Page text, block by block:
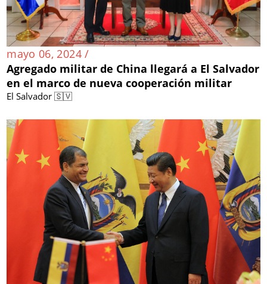
mayo 06, 2024 /
Agregado militar de China llegará a El Salvador
en el marco de nueva cooperación militar
El Salvador 🇸🇻